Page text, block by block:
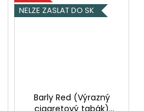
NELZE ZASLAT DO SK
Barly Red (Výrazný